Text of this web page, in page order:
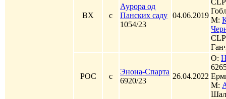
ВХ с
Аурора од
Панских саду
1054/23
04.06.2019
М:
РОС с
Энона-Спарта
6920/23
26.04.2022
О:
М: